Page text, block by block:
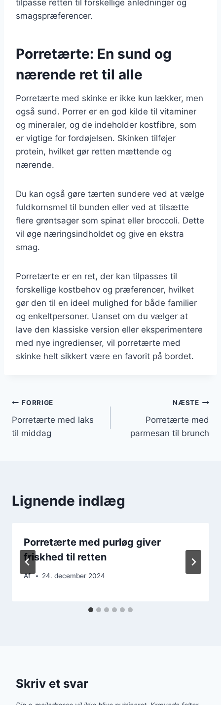
tilpasse retten til forskellige anledninger og
smagspræferencer.
Porretærte: En sund og
nærende ret til alle
Porretærte med skinke er ikke kun lækker, men
også sund. Porrer er en god kilde til vitaminer
og mineraler, og de indeholder kostfibre, som
er vigtige for fordøjelsen. Skinken tilføjer
protein, hvilket gør retten mættende og
nærende.
Du kan også gøre tærten sundere ved at vælge
fuldkornsmel til bunden eller ved at tilsætte
flere grøntsager som spinat eller broccoli. Dette
vil øge næringsindholdet og give en ekstra
smag.
Porretærte er en ret, der kan tilpasses til
forskellige kostbehov og præferencer, hvilket
gør den til en ideel mulighed for både familier
og enkeltpersoner. Uanset om du vælger at
lave den klassiske version eller eksperimentere
med nye ingredienser, vil porretærte med
skinke helt sikkert være en favorit på bordet.
Indlægsnavigation
FORRIGE
Porretærte med laks
til middag
NÆSTE
Porretærte med
parmesan til brunch
Lignende indlæg
Porretærte med purløg giver
friskhed til retten
Af 24. december 2024
Skriv et svar